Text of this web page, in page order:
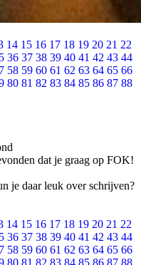
14 15 16 17 18 19 20 21 22
36 37 38 39 40 41 42 43 44
58 59 60 61 62 63 64 65 66
80 81 82 83 84 85 86 87 88
dat je graag op FOK!
je daar leuk over schrijven?
14 15 16 17 18 19 20 21 22
36 37 38 39 40 41 42 43 44
58 59 60 61 62 63 64 65 66
80 81 82 83 84 85 86 87 88